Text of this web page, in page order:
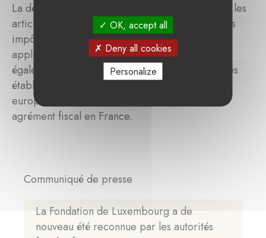
La décision des autorités françaises s’appuie sur les
articles 200, 238 bis et 978 du Code général des
impôts, qui prévoient que les avantages fiscaux
applicables aux fondations françaises peuvent
également bénéficier à des organismes similaires
établis dans un autre État membre de l’Union
européenne, sous réserve de l’obtention d’un
agrément fiscal en France.
Communiqué de presse
La Fondation de Luxembourg a de
nouveau été reconnue par les autorités
OK, accept all
Deny all cookies
Personalize